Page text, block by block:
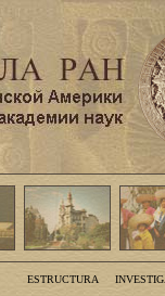
ESTRUCTURA